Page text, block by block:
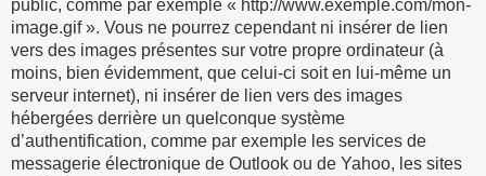
public, comme par exemple « http://www.exemple.com/mon-
image.gif ». Vous ne pourrez cependant ni insérer de lien
vers des images présentes sur votre propre ordinateur (à
moins, bien évidemment, que celui-ci soit en lui-même un
serveur internet), ni insérer de lien vers des images
hébergées derrière un quelconque système
d’authentification, comme par exemple les services de
messagerie électronique de Outlook ou de Yahoo, les sites